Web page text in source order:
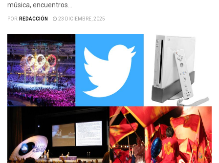
música, encuentros...
POR:REDACCIÓN 23 DICIEMBRE, 2025